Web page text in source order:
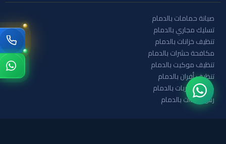
صيانة حمامات بالدمام
تسليك مجاري بالدمام
تنظيف خزانات بالدمام
مكافحة حشرات بالدمام
تنظيف موكيت بالدمام
تنظيف أفران بالدمام
كشف تسربات بالدمام
رش مبيدات بالدمام